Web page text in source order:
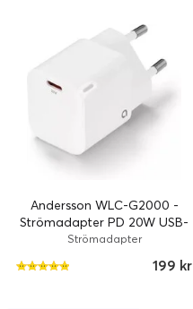
Andersson WLC-G2000 -
Strömadapter PD 20W USB-
C - Vit
Strömadapter
199 kr